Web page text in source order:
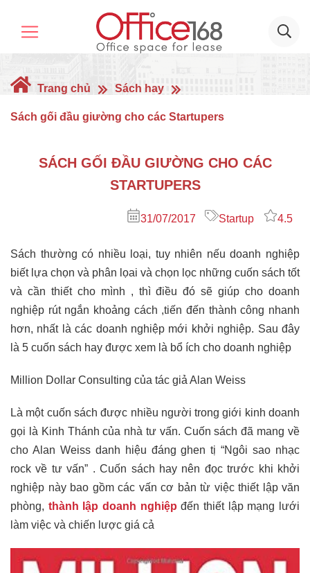
Trang chủ Sách hay
Sách gối đầu giường cho các Startupers
SÁCH GỐI ĐẦU GIƯỜNG CHO CÁC
STARTUPERS
31/07/2017 Startup 4.5
Sách thường có nhiều loại, tuy nhiên nếu doanh nghiệp
biết lựa chọn và phân lọai và chọn lọc những cuốn sách tốt
và cần thiết cho mình , thì điều đó sẽ giúp cho doanh
nghiệp rút ngắn khoảng cách ,tiến đến thành công nhanh
hơn, nhất là các doanh nghiệp mới khởi nghiệp. Sau đây
là 5 cuốn sách hay được xem là bổ ích cho doanh nghiệp
Million Dollar Consulting của tác giả Alan Weiss
Là một cuốn sách được nhiều người trong giới kinh doanh
gọi là Kinh Thánh của nhà tư vấn. Cuốn sách đã mang về
cho Alan Weiss danh hiệu đáng ghen tị “Ngôi sao nhạc
rock về tư vấn” . Cuốn sách hay nên đọc trước khi khởi
nghiệp này bao gồm các vấn cơ bản từ việc thiết lập văn
phòng, thành lập doanh nghiệp đến thiết lập mạng lưới
làm việc và chiến lược giá cả